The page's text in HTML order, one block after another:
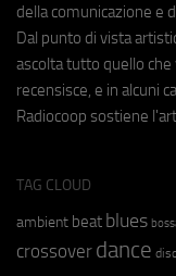
della comunicazione e
Dal punto di vista
ascolta tutto quello che
recensisce, e in alcuni
Radiocoop sostiene
TAG CLOUD
ambient beat blues
crossover dance